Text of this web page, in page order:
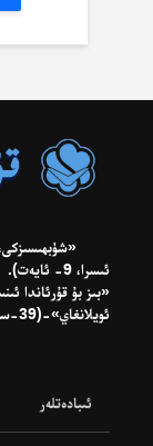
ئىسرا، 9- ئايەت).
«بىز بۇ قۇرئاندا
ئويلانغاي»-(39-سۈرە زۇمەر، 27- ئايەت).
ئىبادەتلەر